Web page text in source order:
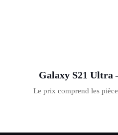
Galaxy S21 Ultra
Le prix comprend les